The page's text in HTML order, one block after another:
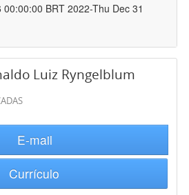
00:00:00 BRT 2022-Thu Dec 31
Luiz Ryngelblum
E-mail
Currículo